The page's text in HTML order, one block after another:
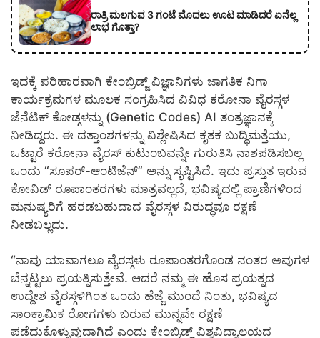
ರಾತ್ರಿ ಮಲಗುವ 3 ಗಂಟೆ ಮೊದಲು ಊಟ ಮಾಡಿದರೆ ಏನೆಲ್ಲ
ಲಾಭ ಗೊತ್ತಾ?
ಇದಕ್ಕೆ ಪರಿಹಾರವಾಗಿ ಕೇಂಬ್ರಿಡ್ಜ್ ವಿಜ್ಞಾನಿಗಳು ಜಾಗತಿಕ ನಿಗಾ
ಕಾರ್ಯಕ್ರಮಗಳ ಮೂಲಕ ಸಂಗ್ರಹಿಸಿದ ವಿವಿಧ ಕರೋನಾ ವೈರಸ್ಗಳ
ಜೆನೆಟಿಕ್ ಕೋಡ್ಗಳನ್ನು (Genetic Codes) AI ತಂತ್ರಜ್ಞಾನಕ್ಕೆ
ನೀಡಿದ್ದರು. ಈ ದತ್ತಾಂಶಗಳನ್ನು ವಿಶ್ಲೇಷಿಸಿದ ಕೃತಕ ಬುದ್ಧಿಮತ್ತೆಯು,
ಒಟ್ಟಾರೆ ಕರೋನಾ ವೈರಸ್ ಕುಟುಂಬವನ್ನೇ ಗುರುತಿಸಿ ನಾಶಪಡಿಸಬಲ್ಲ
ಒಂದು “ಸೂಪರ್-ಆಂಟಿಜೆನ್” ಅನ್ನು ಸೃಷ್ಟಿಸಿದೆ. ಇದು ಪ್ರಸ್ತುತ ಇರುವ
ಕೋವಿಡ್ ರೂಪಾಂತರಗಳು ಮಾತ್ರವಲ್ಲದೆ, ಭವಿಷ್ಯದಲ್ಲಿ ಪ್ರಾಣಿಗಳಿಂದ
ಮನುಷ್ಯರಿಗೆ ಹರಡಬಹುದಾದ ವೈರಸ್ಗಳ ವಿರುದ್ಧವೂ ರಕ್ಷಣೆ
ನೀಡಬಲ್ಲದು.
“ನಾವು ಯಾವಾಗಲೂ ವೈರಸ್ಗಳು ರೂಪಾಂತರಗೊಂಡ ನಂತರ ಅವುಗಳ
ಬೆನ್ನಟ್ಟಲು ಪ್ರಯತ್ನಿಸುತ್ತೇವೆ. ಆದರೆ ನಮ್ಮ ಈ ಹೊಸ ಪ್ರಯತ್ನದ
ಉದ್ದೇಶ ವೈರಸ್ಗಳಿಗಿಂತ ಒಂದು ಹೆಜ್ಜೆ ಮುಂದೆ ನಿಂತು, ಭವಿಷ್ಯದ
ಸಾಂಕ್ರಾಮಿಕ ರೋಗಗಳು ಬರುವ ಮುನ್ನವೇ ರಕ್ಷಣೆ
ಪಡೆದುಕೊಳ್ಳುವುದಾಗಿದೆ ಎಂದು ಕೇಂಬ್ರಿಡ್ಜ್ ವಿಶ್ವವಿದ್ಯಾಲಯದ